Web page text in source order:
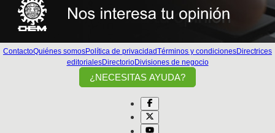
ContactoQuiénes somosPolítica de privacidadTérminos y condicionesDirectrices
editorialesDirectorioDivisiones de negocio
¿NECESITAS AYUDA?